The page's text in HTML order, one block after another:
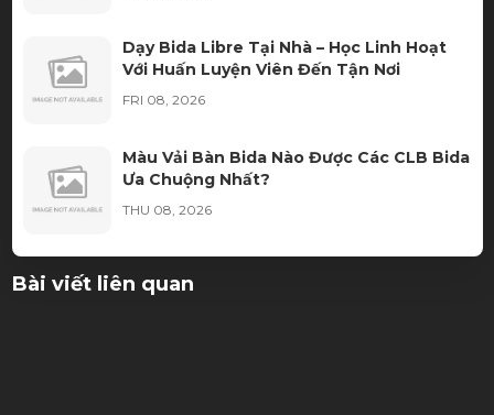
Dạy Bida Libre Tại Nhà – Học Linh Hoạt
Với Huấn Luyện Viên Đến Tận Nơi
FRI 08, 2026
Màu Vải Bàn Bida Nào Được Các CLB Bida
Ưa Chuộng Nhất?
THU 08, 2026
THU 08, 2026
Bài viết liên quan